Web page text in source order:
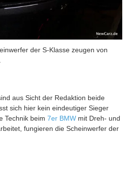
der S-Klasse zeugen von
aus Sicht der Redaktion beide
sich hier kein eindeutiger Sieger
Technik beim 7er BMW mit Dreh- und
fungieren die Scheinwerfer der